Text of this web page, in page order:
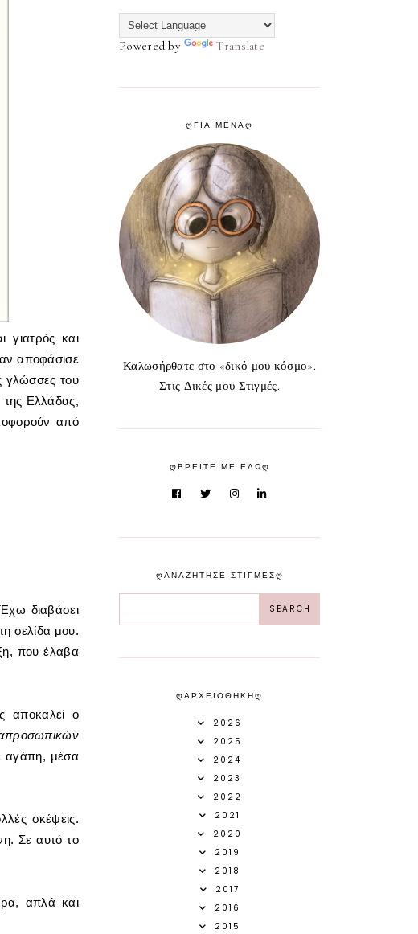
γιατρός και
αποφάσισε
γλώσσες του
της Ελλάδας,
από
διαβάσει
σελίδα μου.
που έλαβα
αποκαλεί ο
αγάπη, μέσα
σκέψεις.
Σε αυτό το
απλά και
Powered by Translate
ᲦΓΙΑ ΜΕΝΑᲦ
Καλωσήρθατε στο «δικό μου κόσμο».
Στις Δικές μου Στιγμές.
ᲦΒΡΕΙΤΕ ΜΕ ΕΔΩᲦ
ᲦΑΝΑΖΗΤΗΣΕ ΣΤΙΓΜΕΣᲦ
ᲦΑΡΧΕΙΟΘΗΚΗᲦ
2026
2025
2024
2023
2022
2021
2020
2019
2018
2017
2016
2015